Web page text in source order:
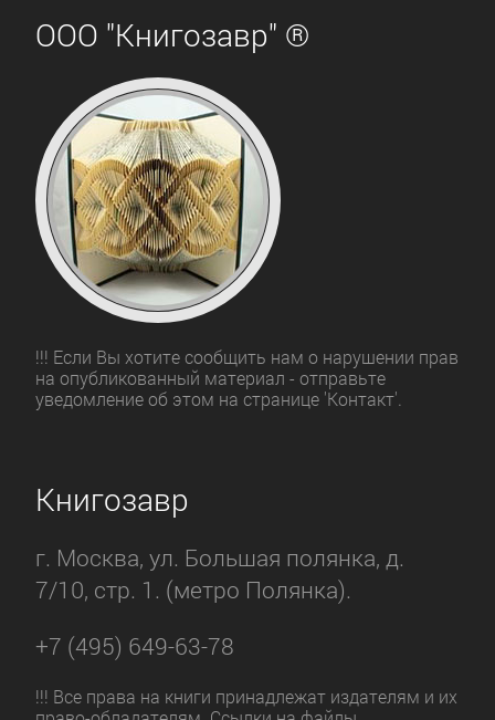
ООО "Книгозавр" ®
!!! Если Вы хотите сообщить нам о нарушении прав
на опубликованный материал - отправьте
уведомление об этом на странице 'Контакт'.
Книгозавр
г. Москва, ул. Большая полянка, д.
7/10, стр. 1. (метро Полянка).
+7 (495) 649-63-78
!!! Все права на книги принадлежат издателям и их